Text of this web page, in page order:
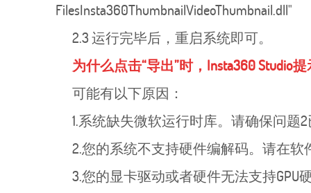
FilesInsta360ThumbnailVideoThumbnail.dll"
2.3 运行完毕后，重启系统即可。
为什么点击“导出”时，Insta360 Studio提
可能有以下原因：
1.系统缺失微软运行时库。请确保问题2
2.您的系统不支持硬件编解码。请在软
3.您的显卡驱动或者硬件无法支持GPU